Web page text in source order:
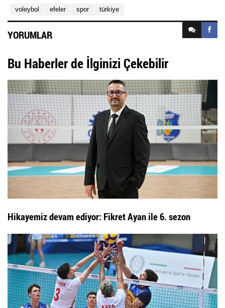
voleybol efeler spor türkiye
YORUMLAR
Bu Haberler de İlginizi Çekebilir
Hikayemiz devam ediyor: Fikret Ayan ile 6. sezon